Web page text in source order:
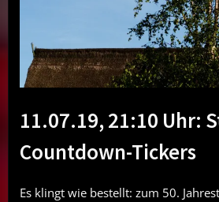
11.07.19, 21:10 Uhr:
Countdown-Tickers
Es klingt wie bestellt: zum 50.